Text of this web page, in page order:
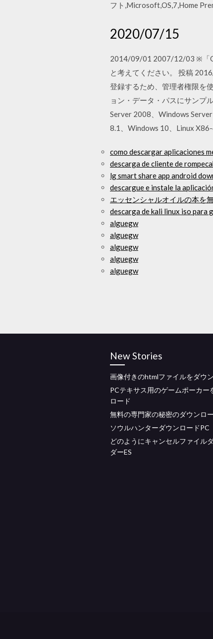
フト,Microsoft,OS,7,Home
2020/07/15
2014/09/01 2007/12/03 ※「
と考えてください。 投稿
登録するため、管理者権限を
ョン・データ・パスにサンプ
Server 2008、Windows
8.1、Windows 10、Linux
como descargar aplicaciones
descarga de cliente de
lg smart share app android
descargue e instale la
エッセンシャルオイルの本を
descarga de kali linux iso para
alguegw
alguegw
alguegw
alguegw
alguegw
New Stories
画像付きのhtmlファイルをダウ
PCテキサス用のゲームポーカー
ロード
無料の専門家の秘密のダウンロ
ソウルハンターダウンロードPC
どのようにキャンセルファイル
ダーES